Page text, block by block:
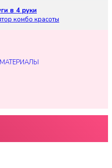
в 4 руки
комбо красоты